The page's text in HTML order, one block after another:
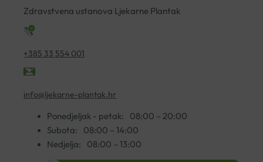
A30
Zdravstvena ustanova Ljekarne Plantak
+385 33 554 001
info@ljekarne-plantak.hr
Ponedjeljak - petak:
08:00 – 20:00
Subota:
08:00 – 14:00
Nedjelja:
08:00 – 13:00